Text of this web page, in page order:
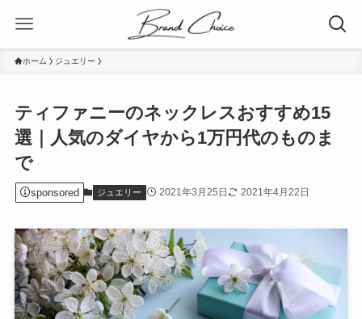
ホーム ジュエリー
ティファニーのネックレスおすすめ15
選｜人気のダイヤから1万円代のものま
で
sponsored ジュエリー 2021年3月25日 2021年4月22日